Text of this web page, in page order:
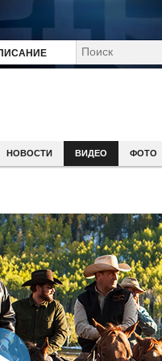
НОВОСТИ ВИДЕО ФОТО